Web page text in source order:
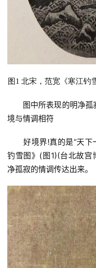
图1 北宋，范宽 《寒江
图中所表现的明净
境与情调相符
好境界!真的是“天下
钓雪图》(图1)(台北故宫
净孤寂的情调传达出来。